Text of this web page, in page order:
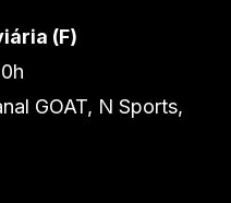
(F)
GOAT, N Sports,